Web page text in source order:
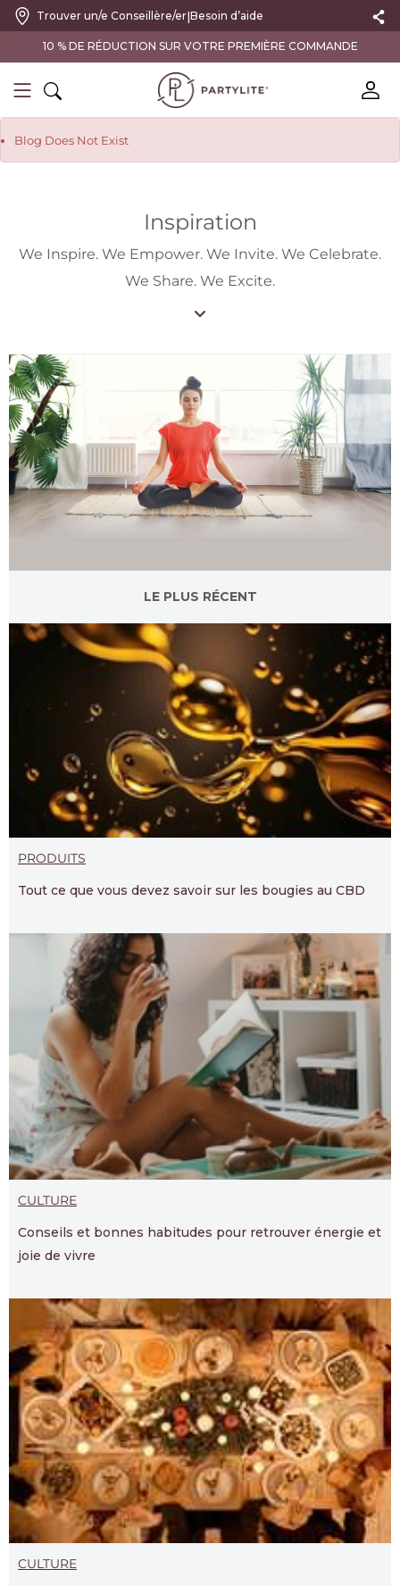
Trouver un/e Conseillère/er|Besoin d’aide
FRAIS D'ENVOI OFFERTS À PARTIR DE 100 CHF D'ACHAT
Blog Does Not Exist
Inspiration
We Inspire. We Empower. We Invite. We Celebrate.
We Share. We Excite.
LE PLUS RÉCENT
PRODUITS
Tout ce que vous devez savoir sur les bougies au CBD
CULTURE
Conseils et bonnes habitudes pour retrouver énergie et
joie de vivre
CULTURE